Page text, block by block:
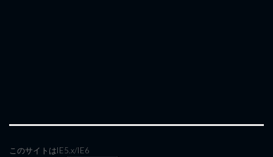
このサイトはIE5.x/IE6